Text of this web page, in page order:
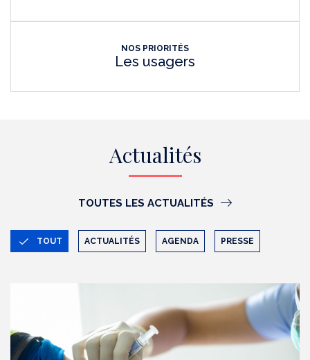
NOS PRIORITÉS
Les usagers
Actualités
TOUTES LES ACTUALITÉS
TOUT ACTUALITÉS AGENDA PRESSE